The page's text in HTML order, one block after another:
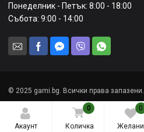
Акаунт
0
Количка
0
Желани
Понеделник - Петък: 8:00 - 18:00
Събота: 9:00 - 14:00
© 2025 gami.bg. Всички права запазени.